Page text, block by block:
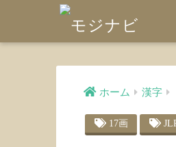
ホーム 漢字
17画